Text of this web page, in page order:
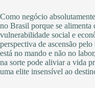
Como negócio
no Brasil porque se alimenta
vulnerabilidade social e
perspectiva de ascensão
está no mando e não no
na sorte pode aliviar a vida
uma elite insensível ao